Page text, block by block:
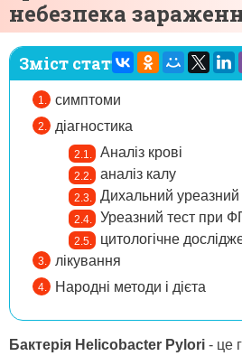
небезпека
Зміст статті:
симптоми
діагностика
Аналіз крові
аналіз калу
Дихальний уреазний
Уреазний тест при
цитологічне
лікування
Народні методи і дієта
Бактерія Helicobacter Pylori - це